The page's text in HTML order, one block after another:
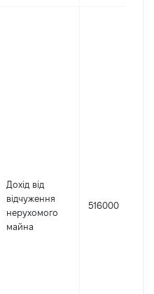
Дохід від
відчуження
нерухомого
майна
516000